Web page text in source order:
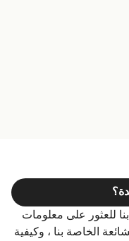
للعثور على معلومات
الخاصة بنا ، وكيفية